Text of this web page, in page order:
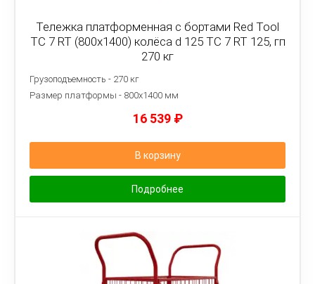
Тележка платформенная с бортами Red Tool
ТС 7 RT (800x1400) колёса d 125 ТС 7 RT 125, гп
270 кг
Грузоподъемность - 270 кг
Размер платформы - 800х1400 мм
16 539 ₽
В корзину
Подробнее